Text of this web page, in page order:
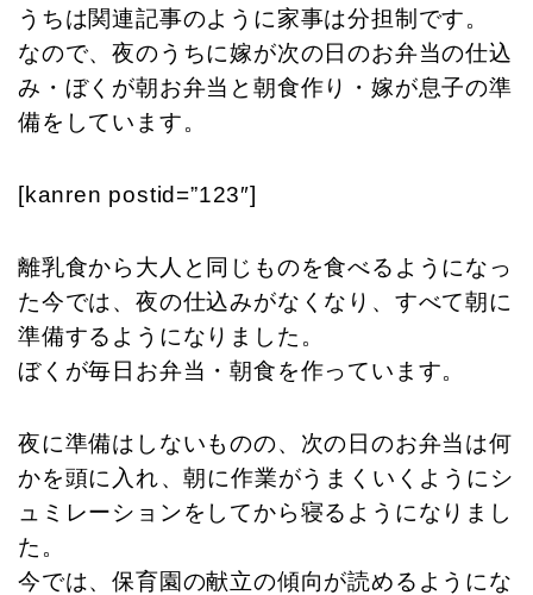
うちは関連記事のように家事は分担制です。
なので、夜のうちに嫁が次の日のお弁当の仕込
み・ぼくが朝お弁当と朝食作り・嫁が息子の準
備をしています。
[kanren postid=”123″]
離乳食から大人と同じものを食べるようになっ
た今では、夜の仕込みがなくなり、すべて朝に
準備するようになりました。
ぼくが毎日お弁当・朝食を作っています。
夜に準備はしないものの、次の日のお弁当は何
かを頭に入れ、朝に作業がうまくいくようにシ
ュミレーションをしてから寝るようになりまし
た。
今では、保育園の献立の傾向が読めるようにな